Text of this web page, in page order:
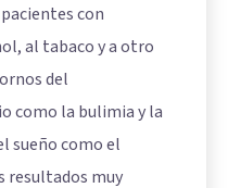
con
al tabaco y a otro
del
como la bulimia y la
sueño como el
resultados muy